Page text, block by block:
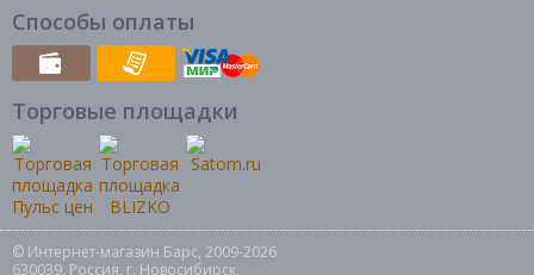
Способы оплаты
Торговые площадки
© Интернет-магазин Барс, 2009-2026
630039, Россия, г. Новосибирск,